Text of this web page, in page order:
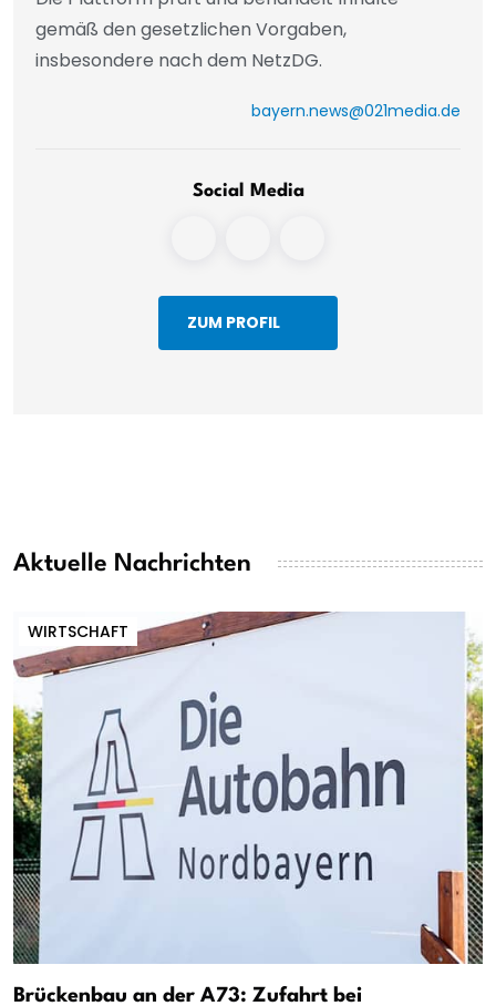
gemäß den gesetzlichen Vorgaben,
insbesondere nach dem NetzDG.
bayern.news@021media.de
Social Media
ZUM PROFIL
Aktuelle Nachrichten
WIRTSCHAFT
Brückenbau an der A73: Zufahrt bei